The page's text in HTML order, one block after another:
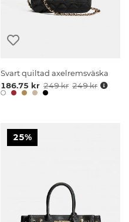
Svart quiltad axelremsväska
186.75 kr 249 kr 249 kr
25%